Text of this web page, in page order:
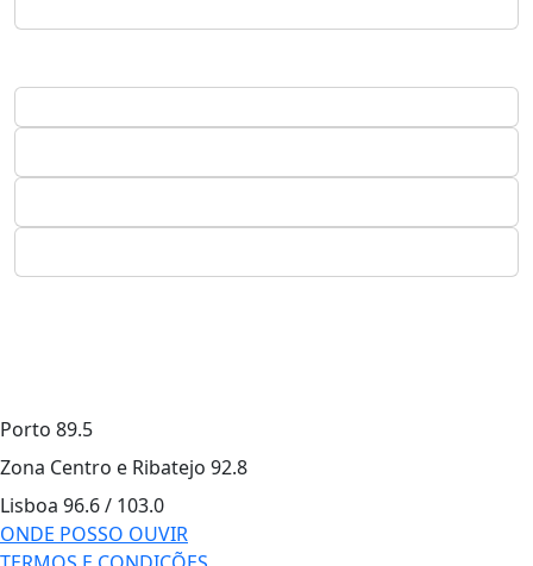
Porto 89.5
Zona Centro e Ribatejo 92.8
Lisboa 96.6 / 103.0
ONDE POSSO OUVIR